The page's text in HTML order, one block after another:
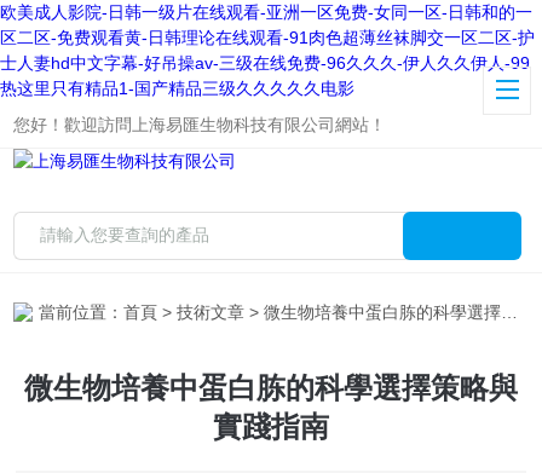
欧美成人影院-日韩一级片在线观看-亚洲一区免费-女同一区-日韩和的一
区二区-免费观看黄-日韩理论在线观看-91肉色超薄丝袜脚交一区二区-护
士人妻hd中文字幕-好吊操av-三级在线免费-96久久久-伊人久久伊人-99
热这里只有精品1-国产精品三级久久久久久电影
您好！歡迎訪問上海易匯生物科技有限公司網站！
當前位置：首頁 >技術文章 > 微生物培養中蛋白胨的科學選擇策略與實踐指南
微生物培養中蛋白胨的科學選擇策略與
實踐指南